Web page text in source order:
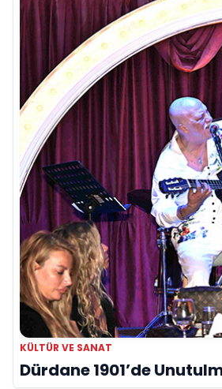
KÜLTÜR VE SANAT
Dürdane 1901’de